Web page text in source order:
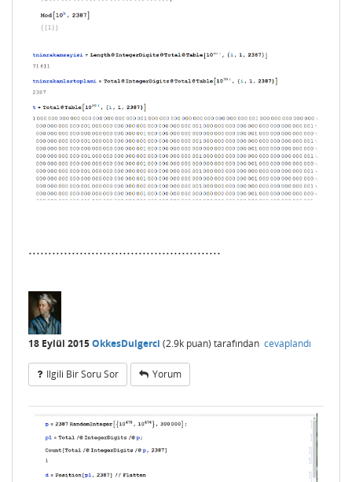
.................................................
18 Eylül 2015OkkesDulgerci (2.9k puan) tarafından cevaplandı
Ilgili Bir Soru Sor Yorum